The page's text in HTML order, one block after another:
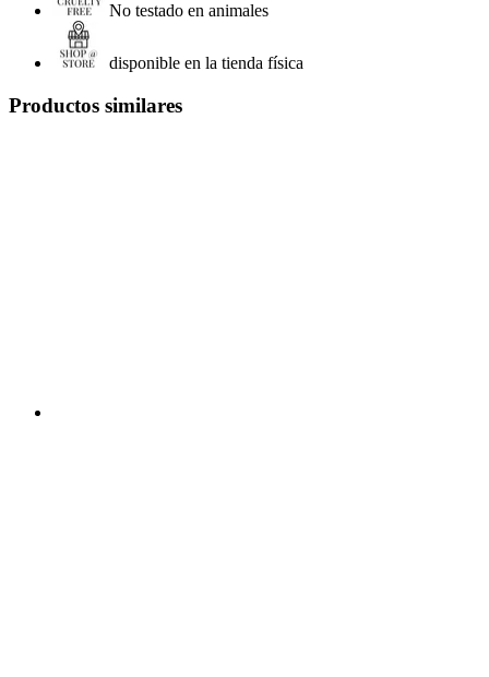
No testado en animales
disponible en la tienda física
Productos similares